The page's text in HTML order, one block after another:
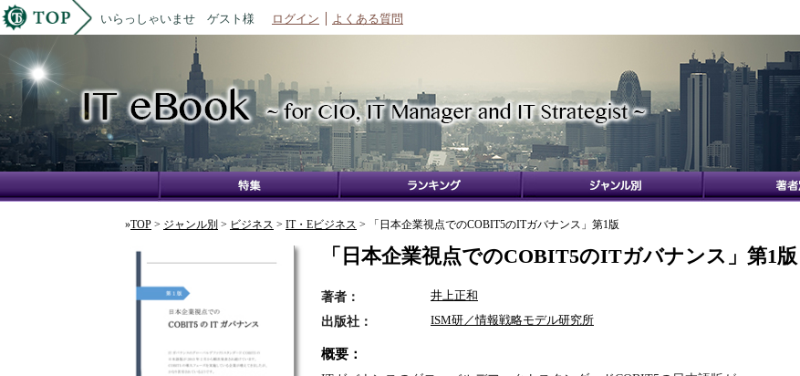
いらっしゃいませ ゲスト様 ログイン よくある質問
»TOP > ジャンル別 > ビジネス > IT・Eビジネス > 「日本企業視点でのCOBIT5のITガバナンス」第1版
「日本企業視点でのCOBIT5のITガバナンス」第1版
著者： 井上正和
出版社： ISM研／情報戦略モデル研究所
概要：